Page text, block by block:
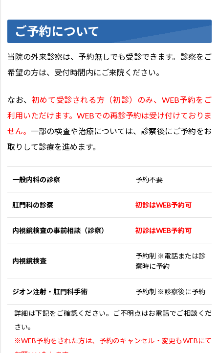
ご予約について
当院の外来診察は、予約無しでも受診できます。診察をご
希望の方は、受付時間内にご来院ください。
なお、 初めて受診される方（初診）のみ、WEB予約をご
利用いただけます。WEBでの再診予約は受け付けておりま
せん。 一部の検査や治療については、診察後にご予約をお
取りして診療を進めます。
一般内科の診察 予約不要
肛門科の診察 初診はWEB予約可
内視鏡検査の事前相談（診察） 初診はWEB予約可
内視鏡検査
予約制 ※電話または診
察時に予約
ジオン注射・肛門科手術 予約制 ※診察後に予約
詳細は下記をご確認ください。ご不明点はお電話でご相談くだ
さい。
※WEB予約をされた方は、予約のキャンセル・変更もWEBにて